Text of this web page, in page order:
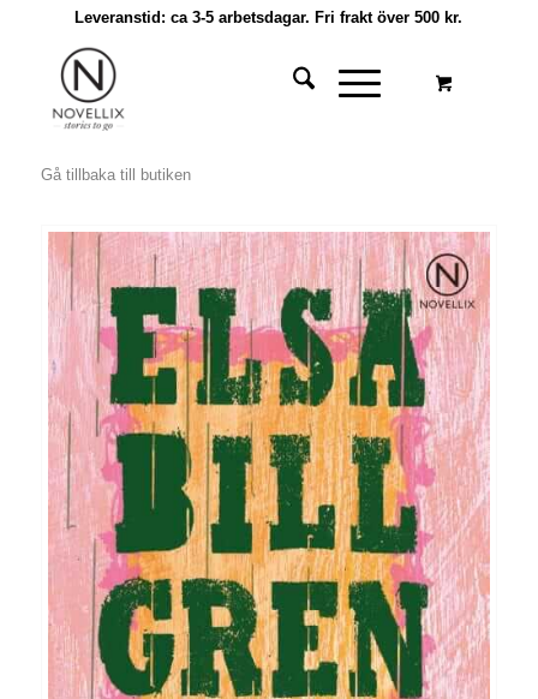
Leveranstid: ca 3-5 arbetsdagar. Fri frakt över 500 kr.
Gå tillbaka till butiken